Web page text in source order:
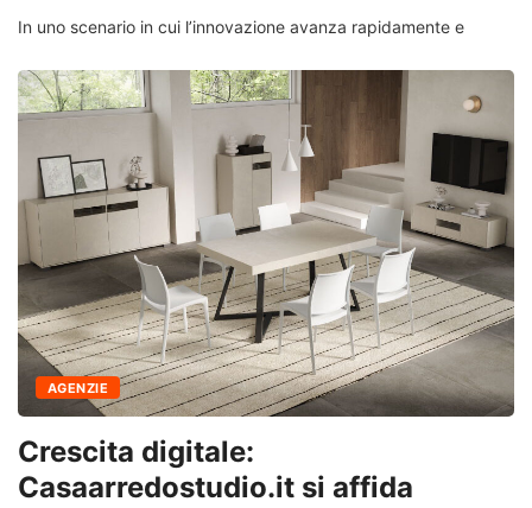
In uno scenario in cui l’innovazione avanza rapidamente e
AGENZIE
Crescita digitale:
Casaarredostudio.it si affida